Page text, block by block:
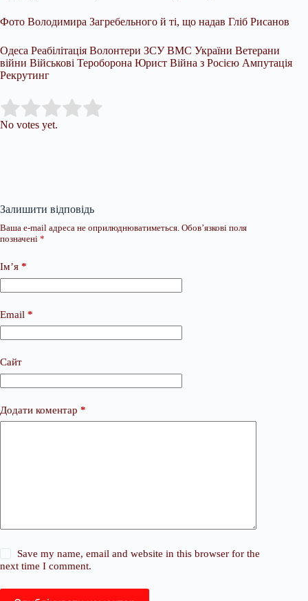
Фото Володимира Загребельного й ті, що надав Гліб Рисанов
Одеса Реабілітація Волонтери ЗСУ ВМС України Ветерани
війни Військові Тероборона Юрист Війна з Росією Ампутація
Рекрутинг
Rate this item:
No votes yet.
Залишити відповідь
Ваша e-mail адреса не оприлюднюватиметься. Обов’язкові поля
позначені *
Ім’я *
Email *
Сайт
Додати коментар *
Save my name, email and website in this browser for the
next time I comment.